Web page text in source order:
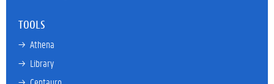
TOOLS
→ Athena
→ Library